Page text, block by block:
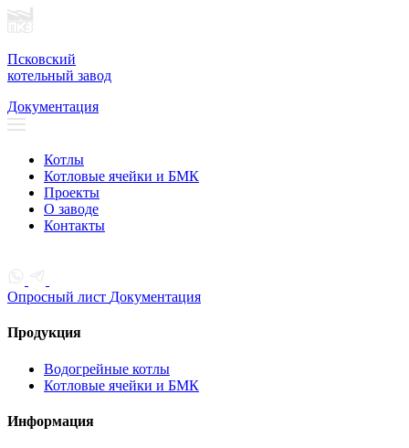
Псковский
котельный завод
Документация
Котлы
Котловые ячейки и БМК
Проекты
О заводе
Контакты
Опросный лист Документация
Продукция
Водогрейные котлы
Котловые ячейки и БМК
Информация